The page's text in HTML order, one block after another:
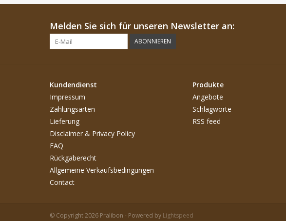
Melden Sie sich für unseren Newsletter an:
ABONNIEREN
Kundendienst
Impressum
Zahlungsarten
Lieferung
Disclaimer & Privacy Policy
FAQ
Rückgaberecht
Allgemeine Verkaufsbedingungen
Contact
Produkte
Angebote
Schlagworte
RSS feed
© Copyright 2026 Pralibon - Powered by Lightspeed